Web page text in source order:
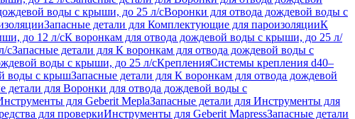
воды с крыши, до 25 л/сВоронки для отвода дождевой воды с
Запасные детали для Комплектующие для пароизоляцииК
до 12 л/сК воронкам для отвода дождевой воды с крыши, до 25 л/
сЗапасные детали для К воронкам для отвода дождевой воды с
воды с крыши, до 25 л/сКрепленияСистемы крепления d40–
воды с крышЗапасные детали для К воронкам для отвода дождевой
детали для Воронки для отвода дождевой воды с
для Geberit MeplaЗапасные детали для Инструменты для
для проверкиИнструменты для Geberit MapressЗапасные детали